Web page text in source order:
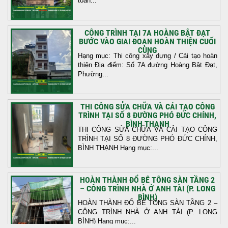
CÔNG TRÌNH TẠI 7A HOÀNG BẬT ĐẠT
BƯỚC VÀO GIAI ĐOẠN HOÀN THIỆN CUỐI
CÙNG
Hạng mục: Thi công xây dựng / Cải tạo hoàn
thiện Địa điểm: Số 7A đường Hoàng Bật Đạt,
Phường...
THI CÔNG SỬA CHỮA VÀ CẢI TẠO CÔNG
TRÌNH TẠI SỐ 8 ĐƯỜNG PHÓ ĐỨC CHÍNH,
BÌNH THẠNH
THI CÔNG SỬA CHỮA VÀ CẢI TẠO CÔNG
TRÌNH TẠI SỐ 8 ĐƯỜNG PHÓ ĐỨC CHÍNH,
BÌNH THẠNH Hạng mục:...
HOÀN THÀNH ĐỔ BÊ TÔNG SÀN TẦNG 2
– CÔNG TRÌNH NHÀ Ở ANH TÀI (P. LONG
BÌNH)
HOÀN THÀNH ĐỔ BÊ TÔNG SÀN TẦNG 2 –
CÔNG TRÌNH NHÀ Ở ANH TÀI (P. LONG
BÌNH) Hạng mục:...